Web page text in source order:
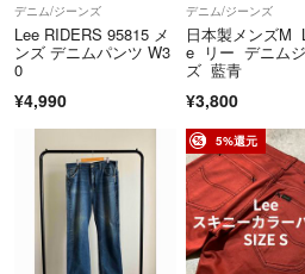
/----------------------------------------------/
◆コメント返信について
・基本12時間以内に返信いたします♪
お気軽にご連絡くださいませ。
◆返品について
・ご購入者様都合による返品・キャン
◆優先順位について
デニム/ジーンズ
Lee RIDERS 95815 メ
ンズ デニムパンツ W3
0
¥4,990
デニム/ジーンズ
日本製メンズM
e リー デニム
ズ 藍青
¥3,800
5%還元